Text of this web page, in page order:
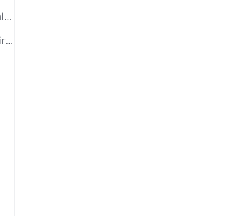
Guebwiller : entretien, réparation, embellissement, assainissement des rues et places
Guebwiller : police de la voirie (autorisations de construire, tolérances, contraventions, délits, servitudes)